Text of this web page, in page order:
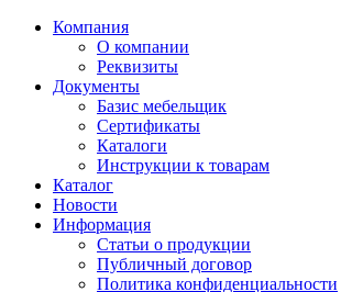
Компания
О компании
Реквизиты
Документы
Базис мебельщик
Сертификаты
Каталоги
Инструкции к товарам
Каталог
Новости
Информация
Статьи о продукции
Публичный договор
Политика конфиденциальности